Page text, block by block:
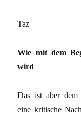
Taz
Wie mit dem
wird
Das ist aber dem
eine kritische